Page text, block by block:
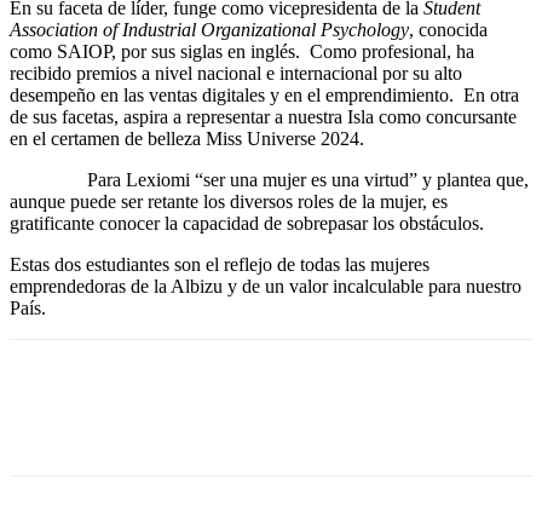
En su faceta de líder, funge como vicepresidenta de la Student
Association of Industrial Organizational Psychology, conocida
como SAIOP, por sus siglas en inglés. Como profesional, ha
recibido premios a nivel nacional e internacional por su alto
desempeño en las ventas digitales y en el emprendimiento. En otra
de sus facetas, aspira a representar a nuestra Isla como concursante
en el certamen de belleza Miss Universe 2024.
Para Lexiomi “ser una mujer es una virtud” y plantea que,
aunque puede ser retante los diversos roles de la mujer, es
gratificante conocer la capacidad de sobrepasar los obstáculos.
Estas dos estudiantes son el reflejo de todas las mujeres
emprendedoras de la Albizu y de un valor incalculable para nuestro
País.